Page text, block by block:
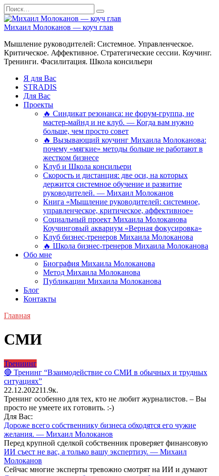
Перейти
к
содержанию
Search
for:
Михаил Молоканов — коуч глав
Мышление руководителей: Системное. Управленческое.
Критическое. Аффективное. Стратегические сессии. Коучинг.
Тренинги. Фасилитация. Школа консильери
Я для Вас
STRADIS
Для Вас
Проекты
🔥 Синдикат резонанса: не форум-группа, не
мастер-майнд и не клуб. — Когда вам нужно
больше, чем просто совет
🔥 Вызывающий коучинг Михаила Молоканова:
почему «мягкие» методы больше не работают в
жестком бизнесе
Клуб и Школа консильери
Скорость и дистанция: две оси, на которых
держится системное обучение и развитие
руководителей. — Михаил Молоканов
Книга «Мышление руководителей: системное,
управленческое, критическое, аффективное»
Социальный проект Михаила Молоканова
Коучинговый аквариум «Верная фокусировка»
Клуб бизнес-тренеров Михаила Молоканова
🔥 Школа бизнес-тренеров Михаила Молоканова
Обо мне
Биография Михаила Молоканова
Метод Михаила Молоканова
Публикации Михаила Молоканова
Блог
Контакты
Главная
СМИ
Трениинг
🔴 Тренинг “Взаимодействие со СМИ в обычных и трудных
ситуациях”
22.12.202211.9к.
Тренинг особенно для тех, кто не любит журналистов. – Вы
просто не умеете их готовить. :-)
Для Вас:
Дороже всего собственнику бизнеса обходятся его чужие
желания. — Михаил Молоканов
Перед крупной сделкой собственник проверяет финансовую
ИИ съест не вас, а только вашу экспертизу. — Михаил
Молоканов
Сейчас многие эксперты тревожно смотрят на ИИ и думают